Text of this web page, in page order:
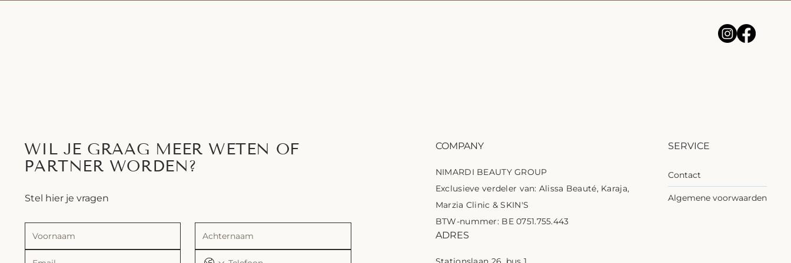
WIL JE GRAAG MEER WETEN OF
PARTNER WORDEN?
Stel hier je vragen
SERVICE
Contact
Algemene voorwaarden
COMPANY
NIMARDI BEAUTY GROUP
Exclusieve verdeler van: Alissa Beauté, Karaja,
Marzia Clinic & SKIN'S
BTW-nummer: BE 0751.755.443
ADRES